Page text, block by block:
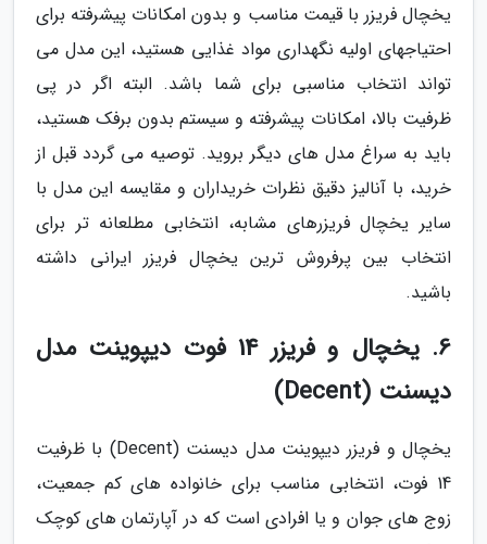
یخچال فریزر با قیمت مناسب و بدون امکانات پیشرفته برای
احتیاجهای اولیه نگهداری مواد غذایی هستید، این مدل می
تواند انتخاب مناسبی برای شما باشد. البته اگر در پی
ظرفیت بالا، امکانات پیشرفته و سیستم بدون برفک هستید،
باید به سراغ مدل های دیگر بروید. توصیه می گردد قبل از
خرید، با آنالیز دقیق نظرات خریداران و مقایسه این مدل با
سایر یخچال فریزرهای مشابه، انتخابی مطلعانه تر برای
انتخاب بین پرفروش ترین یخچال فریزر ایرانی داشته
باشید.
6. یخچال و فریزر 14 فوت دیپوینت مدل
دیسنت (Decent)
یخچال و فریزر دیپوینت مدل دیسنت (Decent) با ظرفیت
14 فوت، انتخابی مناسب برای خانواده های کم جمعیت،
زوج های جوان و یا افرادی است که در آپارتمان های کوچک